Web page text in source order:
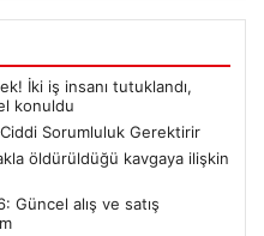
İki iş insanı tutuklandı,
konuldu
Sorumluluk Gerektirir
öldürüldüğü kavgaya ilişkin
Güncel alış ve satış